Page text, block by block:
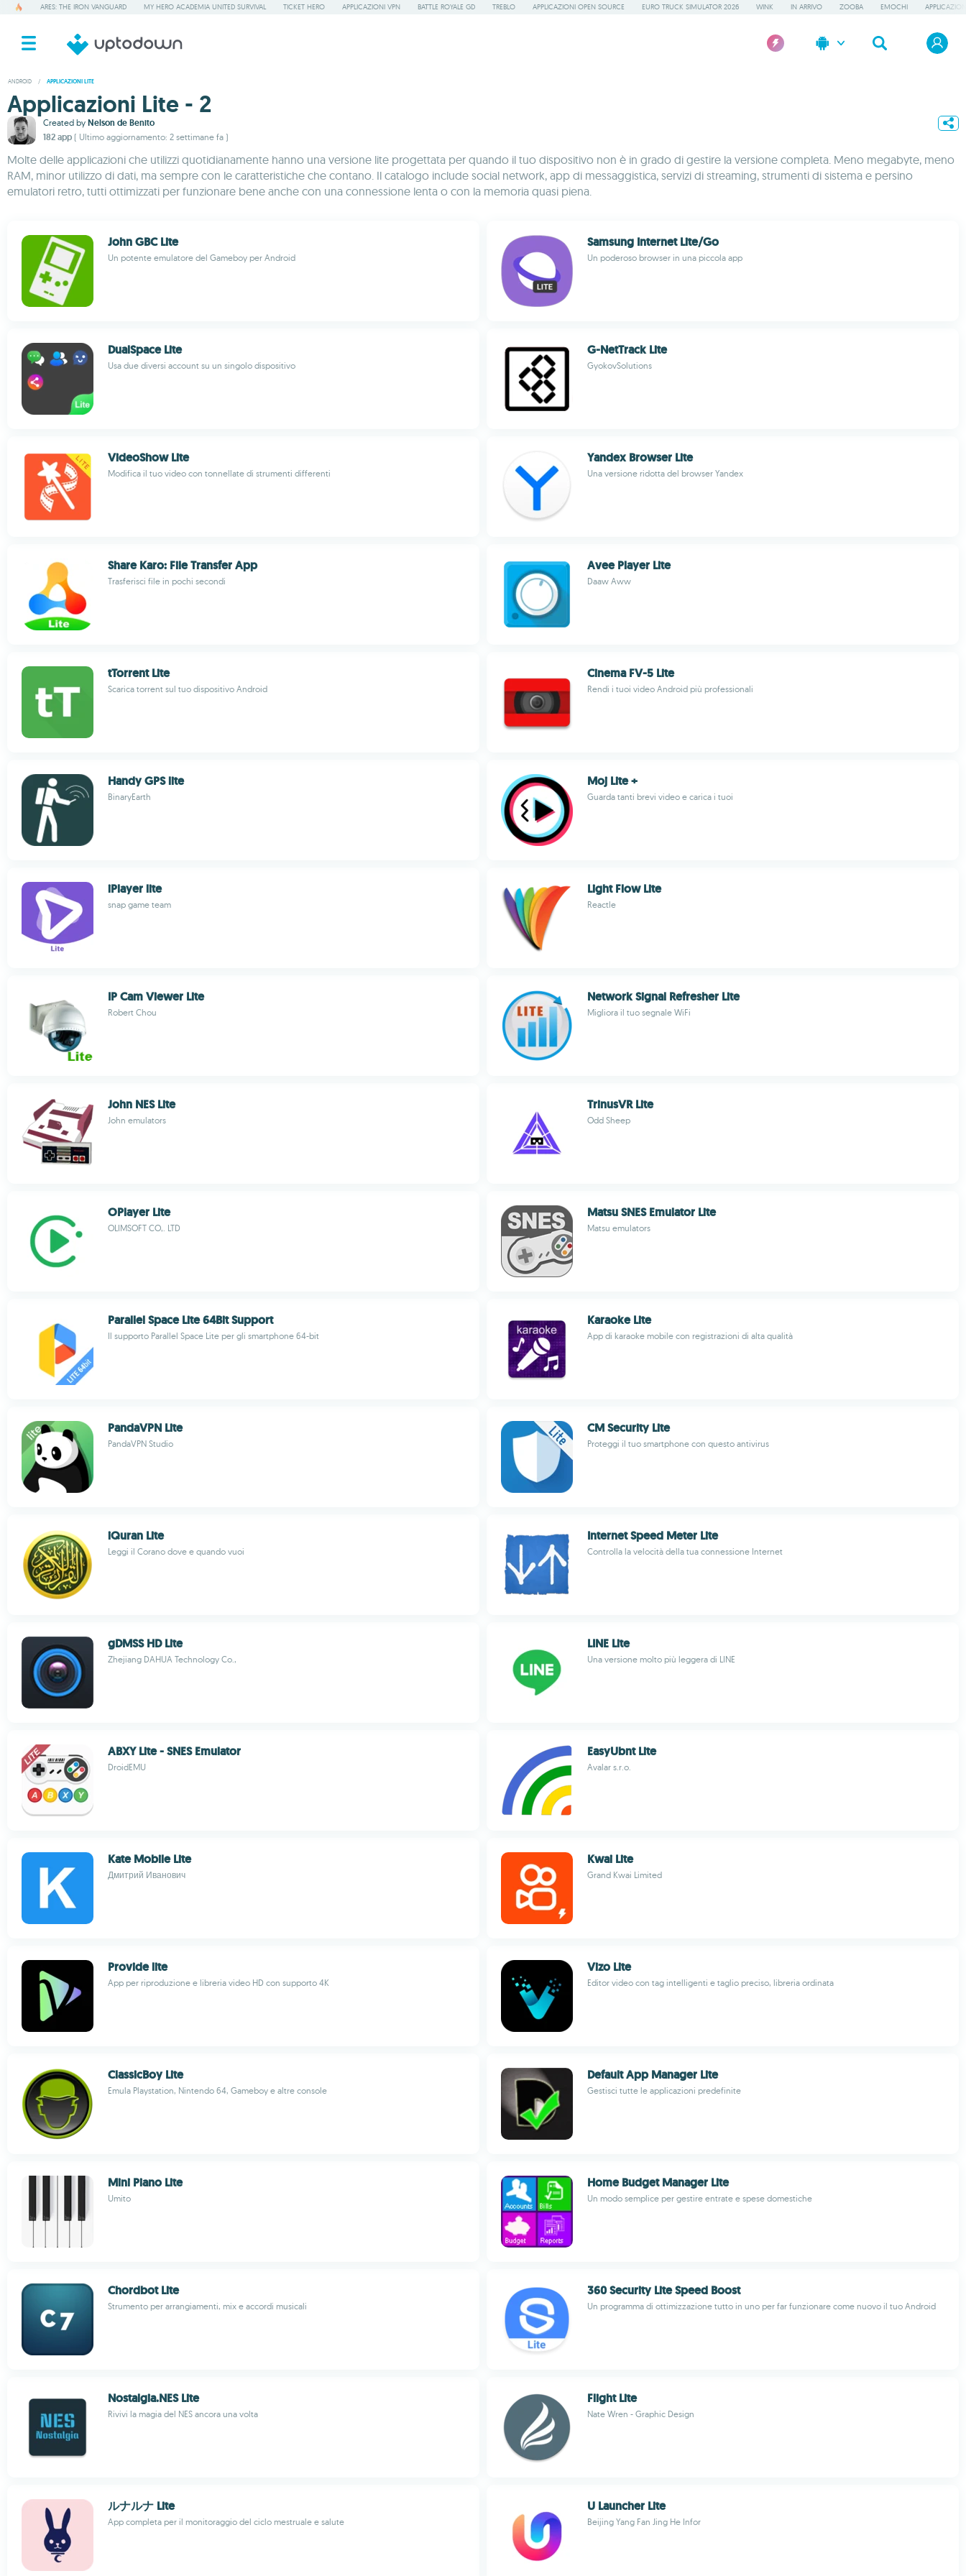
ARES: THE IRON VANGUARD MY HERO ACADEMIA UNITED SURVIVAL TICKET HERO APPLICAZIONI VPN BATTLE ROYALE GD TREBLO APPLICAZIONI OPEN SOURCE EURO TRUCK SIMULATOR 2026 WINK IN ARRIVO ZOOBA EMOCHI
ANDROID / APPLICAZIONI LITE
Applicazioni Lite - 2
Created by Nelson de Benito
182 app ( Ultimo aggiornamento: 2 settimane fa )
Molte delle applicazioni che utilizzi quotidianamente hanno una versione lite progettata per quando il tuo dispositivo non è in grado di gestire la versione completa. Meno megabyte, meno
RAM, minor utilizzo di dati, ma sempre con le caratteristiche che contano. Il catalogo include social network, app di messaggistica, servizi di streaming, strumenti di sistema e persino
emulatori retro, tutti ottimizzati per funzionare bene anche con una connessione lenta o con la memoria quasi piena.
John GBC Lite
Un potente emulatore del Gameboy per Android
Samsung Internet Lite/Go
Un poderoso browser in una piccola app
DualSpace Lite
Usa due diversi account su un singolo dispositivo
G-NetTrack Lite
GyokovSolutions
VideoShow Lite
Modifica il tuo video con tonnellate di strumenti differenti
Yandex Browser Lite
Una versione ridotta del browser Yandex
Share Karo: File Transfer App
Trasferisci file in pochi secondi
Avee Player Lite
Daaw Aww
tTorrent Lite
Scarica torrent sul tuo dispositivo Android
Cinema FV-5 Lite
Rendi i tuoi video Android più professionali
Handy GPS lite
BinaryEarth
Moj Lite +
Guarda tanti brevi video e carica i tuoi
iPlayer lite
snap game team
Light Flow Lite
Reactle
IP Cam Viewer Lite
Robert Chou
Network Signal Refresher Lite
Migliora il tuo segnale WiFi
John NES Lite
John emulators
TrinusVR Lite
Odd Sheep
OPlayer Lite
OLIMSOFT CO,. LTD
Matsu SNES Emulator Lite
Matsu emulators
Parallel Space Lite 64Bit Support
Il supporto Parallel Space Lite per gli smartphone 64-bit
Karaoke Lite
App di karaoke mobile con registrazioni di alta qualità
PandaVPN Lite
PandaVPN Studio
CM Security Lite
Proteggi il tuo smartphone con questo antivirus
iQuran Lite
Leggi il Corano dove e quando vuoi
Internet Speed Meter Lite
Controlla la velocità della tua connessione Internet
gDMSS HD Lite
Zhejiang DAHUA Technology Co.,
LINE Lite
Una versione molto più leggera di LINE
ABXY Lite - SNES Emulator
DroidEMU
EasyUbnt Lite
Avalar s.r.o.
Kate Mobile Lite
Дмитрий Иванович
Kwai Lite
Grand Kwai Limited
Provide lite
App per riproduzione e libreria video HD con supporto 4K
Vizo Lite
Editor video con tag intelligenti e taglio preciso, libreria ordinata
ClassicBoy Lite
Emula Playstation, Nintendo 64, Gameboy e altre console
Default App Manager Lite
Gestisci tutte le applicazioni predefinite
Mini Piano Lite
Umito
Home Budget Manager Lite
Un modo semplice per gestire entrate e spese domestiche
Chordbot Lite
Strumento per arrangiamenti, mix e accordi musicali
360 Security Lite Speed Boost
Un programma di ottimizzazione tutto in uno per far funzionare come nuovo il tuo Android
Nostalgia.NES Lite
Rivivi la magia del NES ancora una volta
Flight Lite
Nate Wren - Graphic Design
ルナルナ Lite
App completa per il monitoraggio del ciclo mestruale e salute
U Launcher Lite
Beijing Yang Fan Jing He Infor